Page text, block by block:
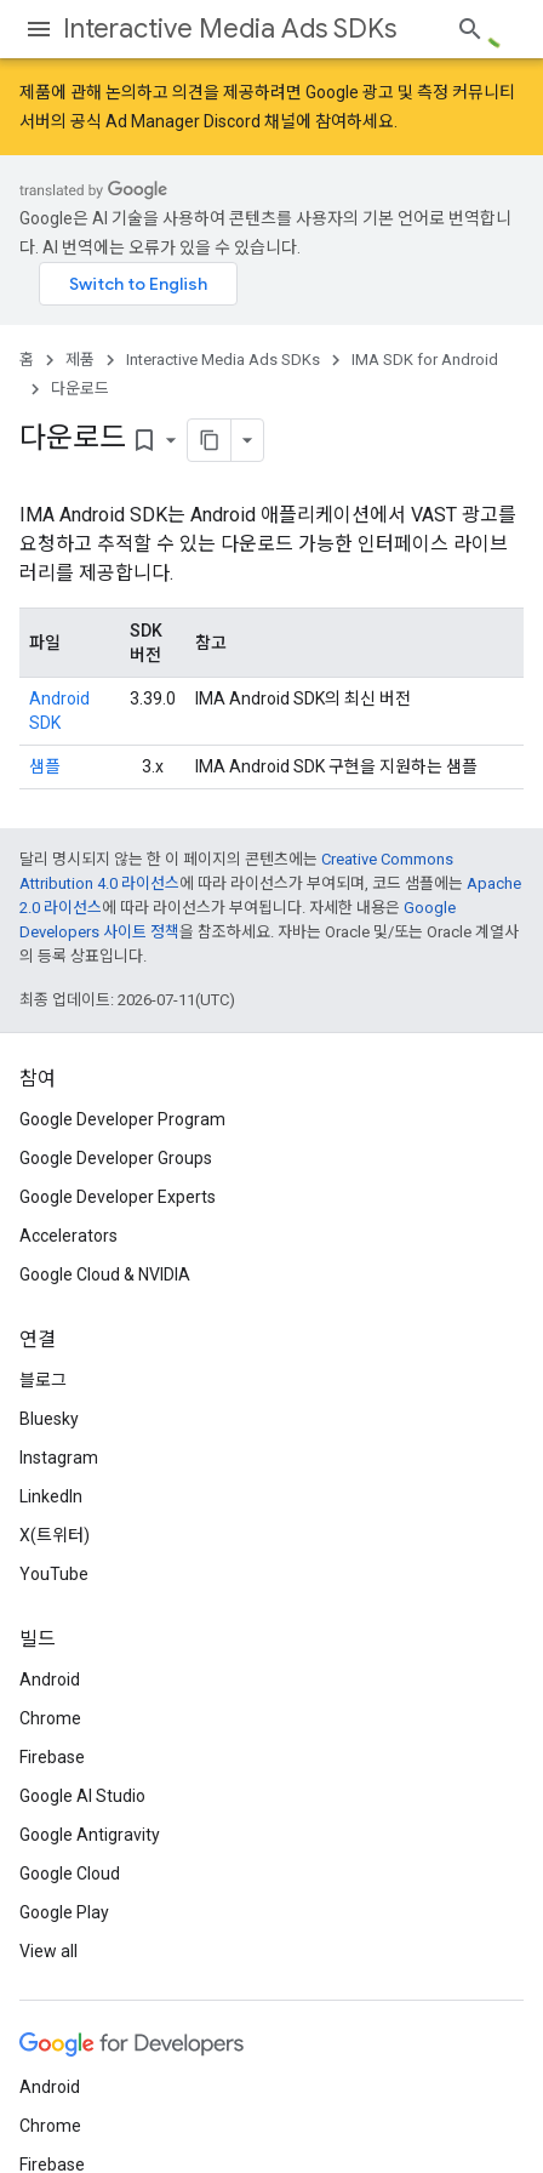
Interactive Media Ads SDKs
제품에 관해 논의하고 의견을 제공하려면 Google 광고 및 측정 커뮤니티
서버의 공식 Ad Manager Discord 채널에 참여하세요.
Google은 AI 기술을 사용하여 콘텐츠를 사용자의 기본 언어로 번역합니
다. AI 번역에는 오류가 있을 수 있습니다.
홈 제품 Interactive Media Ads SDKs
IMA SDK for Android
다운로드
다운로드 bookmark_border
IMA Android SDK는 Android 애플리케이션에서 VAST 광고를
요청하고 추적할 수 있는 다운로드 가능한 인터페이스 라이브
러리를 제공합니다.
파일
SDK
버전
참고
Android
SDK
3.39.0 IMA Android SDK의 최신 버전
샘플 3.x IMA Android SDK 구현을 지원하는 샘플
달리 명시되지 않는 한 이 페이지의 콘텐츠에는 Creative Commons
Attribution 4.0 라이선스에 따라 라이선스가 부여되며, 코드 샘플에는 Apache
2.0 라이선스에 따라 라이선스가 부여됩니다. 자세한 내용은 Google
Developers 사이트 정책을 참조하세요. 자바는 Oracle 및/또는 Oracle 계열사
의 등록 상표입니다.
최종 업데이트: 2026-07-11(UTC)
참여
Google Developer Program
Google Developer Groups
Google Developer Experts
Accelerators
Google Cloud & NVIDIA
연결
블로그
Bluesky
Instagram
LinkedIn
X(트위터)
YouTube
빌드
Android
Chrome
Firebase
Google AI Studio
Google Antigravity
Google Cloud
Google Play
View all
Android
Chrome
Firebase